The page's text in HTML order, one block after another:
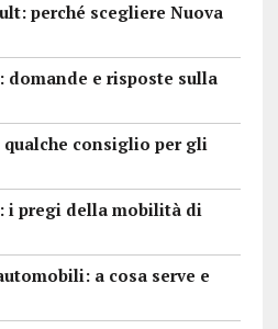
perché scegliere Nuova
e risposte sulla
qualche consiglio per gli
i pregi della mobilità di
a cosa serve e